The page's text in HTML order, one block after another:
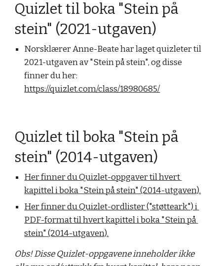
Quizlet til boka "Stein på
stein" (2021-utgaven)
Norsklærer Anne-Beate har laget quizleter til
2021-utgaven av "Stein på stein", og disse
https://quizlet.com/class/18980685/
Quizlet til boka "Stein på
stein" (2014-utgaven)
Her finner du Quizlet-oppgaver til hvert
kapittel i boka "Stein på stein" (2014-utgaven).
Her finner du Quizlet-ordlister ("støtteark") i
PDF-format til hvert kapittel i boka "Stein på
stein" (2014-utgaven).
Obs! Disse Quizlet-oppgavene inneholder ikke